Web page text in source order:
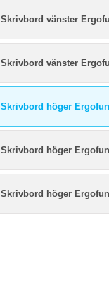
Skrivbord vänster
Skrivbord vänster
Skrivbord höger
Skrivbord höger
Skrivbord höger